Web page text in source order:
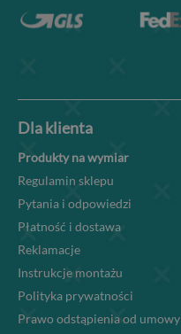
Dla klienta
Produkty na wymiar
Regulamin sklepu
Pytania i odpowiedzi
Płatność i dostawa
Reklamacje
Instrukcje montażu
Polityka prywatności
Prawo odstąpienia od umowy